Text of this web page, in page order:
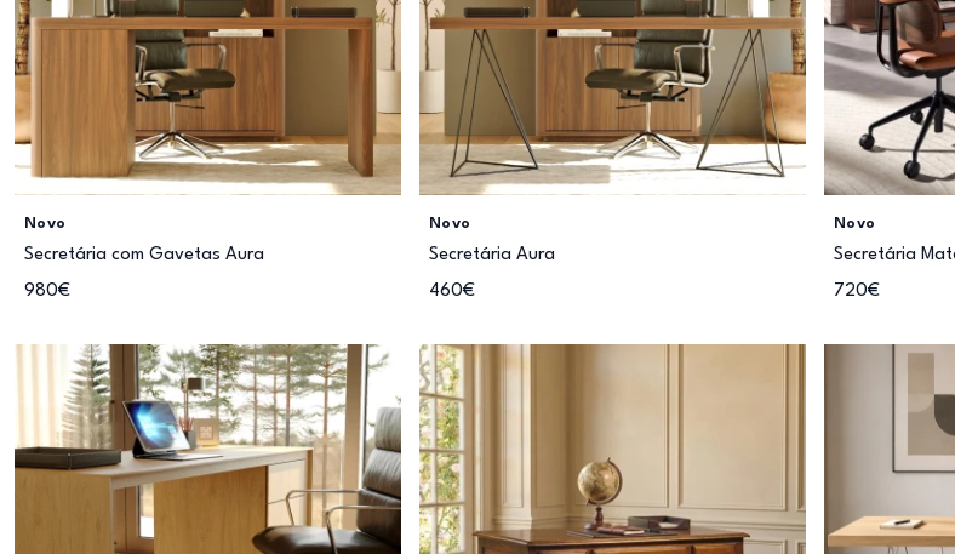
Novo
Secretária com Gavetas Aura
980€
Novo
Secretária Aura
460€
Novo
Secretária
720€